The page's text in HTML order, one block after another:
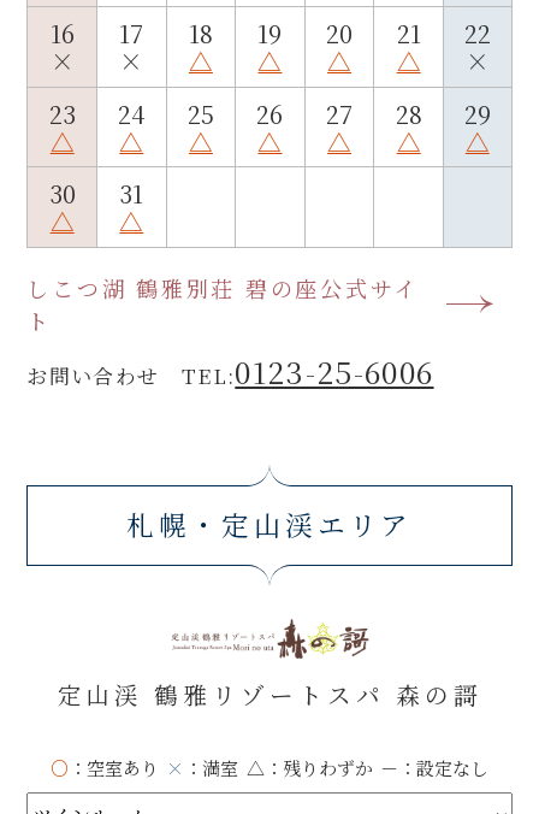
16
×
17
×
18
△
19
△
20
△
21
△
22
×
23
△
24
△
25
△
26
△
27
△
28
△
29
△
30
△
31
△
しこつ湖 鶴雅別荘 碧の座公式サイ
ト
お問い合わせ TEL:0123-25-6006
札幌・定山渓エリア
定山渓 鶴雅リゾートスパ 森の謌
○ ：空室あり × ：満室 △ ：残りわずか － ：設定なし